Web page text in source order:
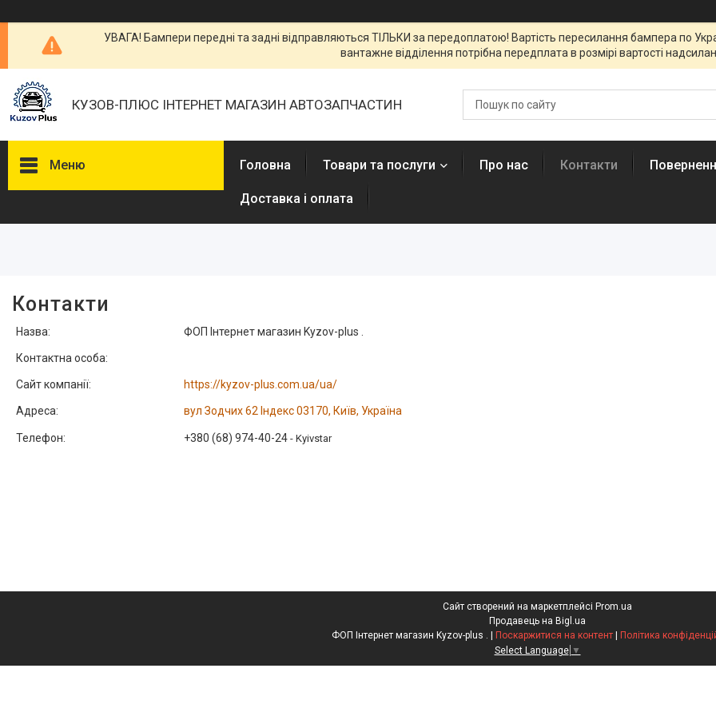
УВАГА! Бампери передні та задні відправляються ТІЛЬКИ за передоплатою! Вартість пересилання бампера по
вантажне відділення потрібна передплата в розмірі вартості
КУЗОВ-ПЛЮС ІНТЕРНЕТ МАГАЗИН АВТОЗАПЧАСТИН
Меню Головна Товари та послуги Про нас Контакти
Доставка і оплата
Контакти
ФОП Інтернет магазин Kyzov-plus .
https://kyzov-plus.com.ua/ua/
вул Зодчих 62 Індекс 03170, Київ, Україна
+380 (68) 974-40-24 Kyivstar
Сайт створений на маркетплейсі Prom.ua
Продавець на Bigl.ua
Поскаржитися на контент
Політика
Select Language ▼